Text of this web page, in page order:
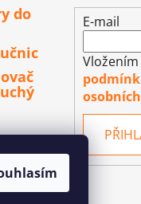
do
E-mail